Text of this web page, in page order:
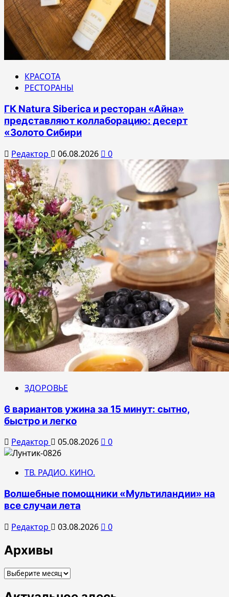
КРАСОТА
РЕСТОРАНЫ
ГК Natura Siberica и ресторан «Айна»
представляют коллаборацию: десерт
«Золото Сибири
Редактор 06.08.2026 0
ЗДОРОВЬЕ
6 вариантов ужина за 15 минут: сытно,
быстро и легко
Редактор 05.08.2026 0
ТВ. РАДИО. КИНО.
Волшебные помощники «Мультиландии» на
все случаи лета
Редактор 03.08.2026 0
Архивы
Архивы